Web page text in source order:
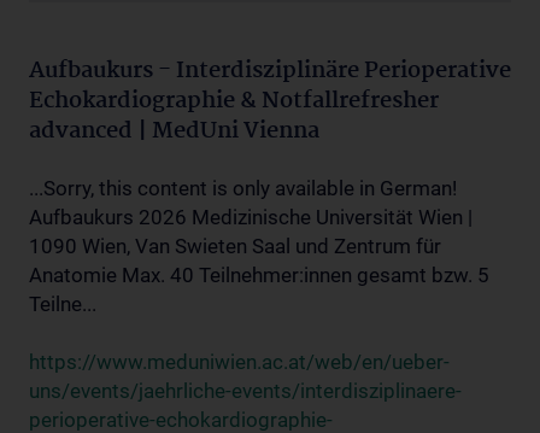
Aufbaukurs - Interdisziplinäre Perioperative
Echokardiographie & Notfallrefresher
advanced | MedUni Vienna
...Sorry, this content is only available in German!
Aufbaukurs 2026 Medizinische Universität Wien |
1090 Wien, Van Swieten Saal und Zentrum für
Anatomie Max. 40 Teilnehmer:innen gesamt bzw. 5
Teilne...
https://www.meduniwien.ac.at/web/en/ueber-
uns/events/jaehrliche-events/interdisziplinaere-
perioperative-echokardiographie-